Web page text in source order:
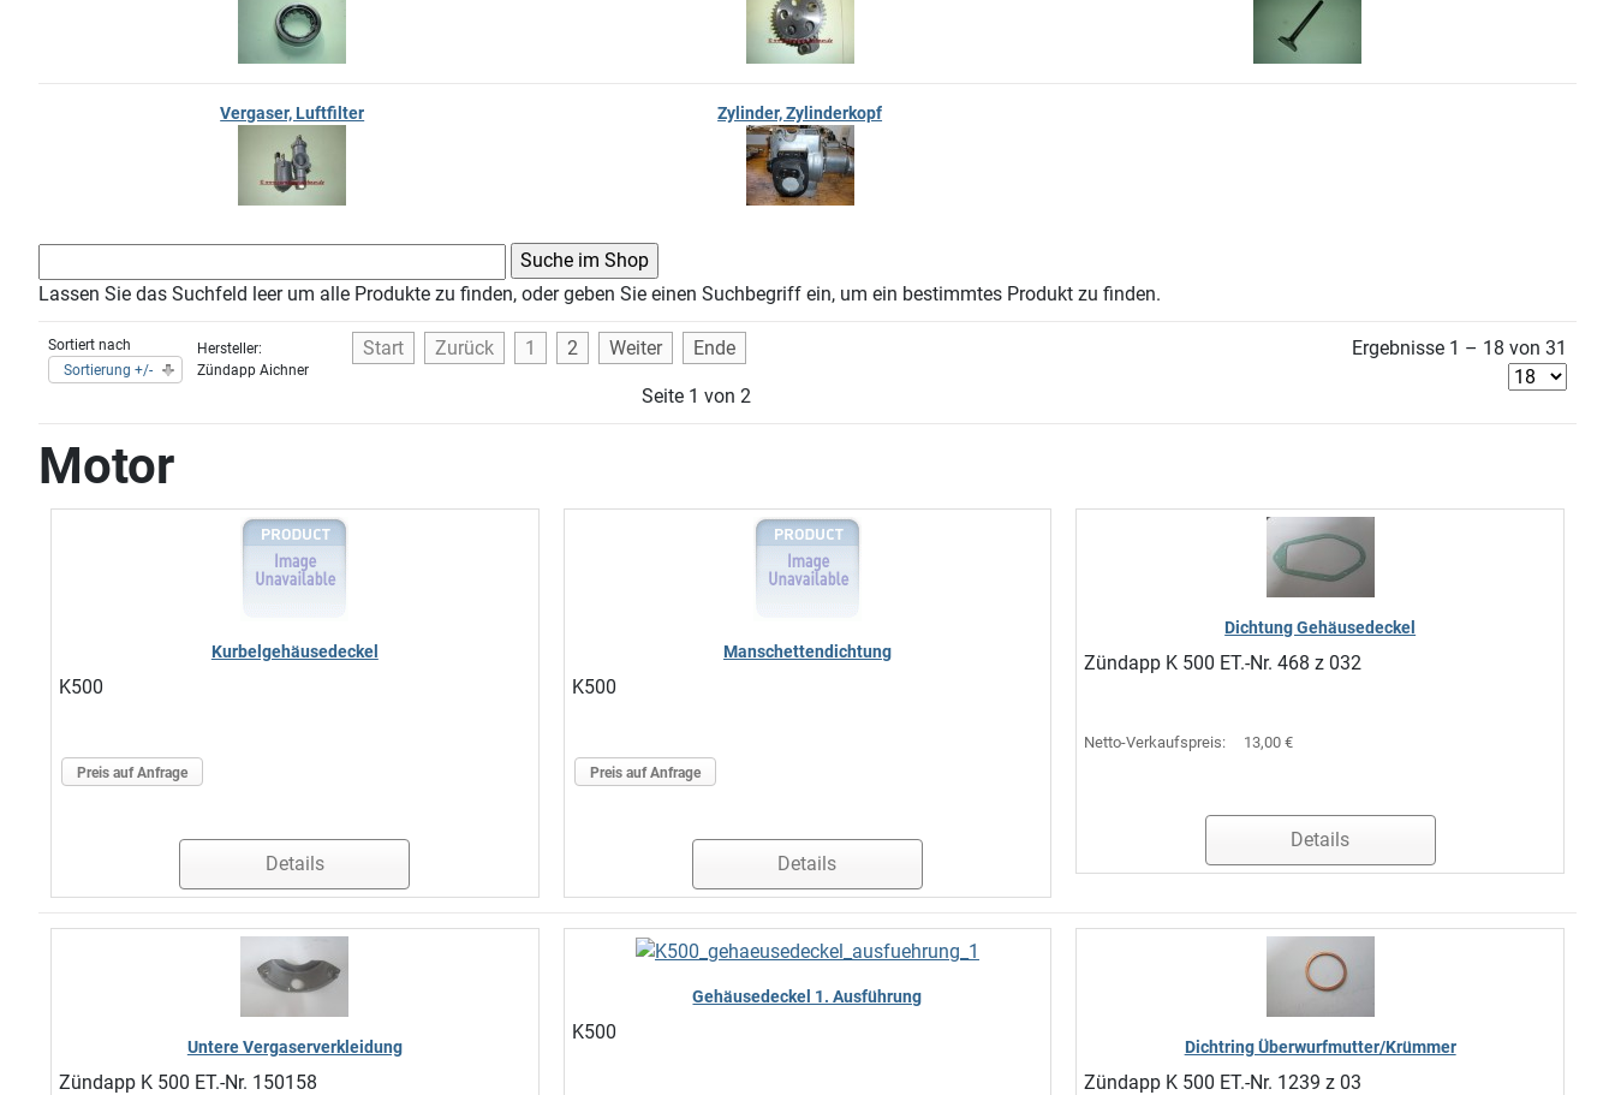
Vergaser, Luftfilter Zylinder, Zylinderkopf
Lassen Sie das Suchfeld leer um alle Produkte zu finden, oder geben Sie einen Suchbegriff ein, um ein bestimmtes Produkt zu finden.
Sortiert nach
Sortierung +/-
Hersteller:
Zündapp Aichner
Start Zurück 1 2 Weiter Ende
Seite 1 von 2
Ergebnisse 1 – 18 von 31
Motor
Kurbelgehäusedeckel
K500
Preis auf Anfrage
Details
Manschettendichtung
K500
Preis auf Anfrage
Details
Dichtung Gehäusedeckel
Zündapp K 500 ET.-Nr. 468 z 032
Netto-Verkaufspreis: 13,00 €
Details
Untere Vergaserverkleidung
Zündapp K 500 ET.-Nr. 150158
Gehäusedeckel 1. Ausführung
K500
Dichtring Überwurfmutter/Krümmer
Zündapp K 500 ET.-Nr. 1239 z 03